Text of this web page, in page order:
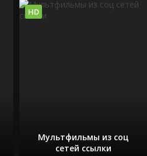
Мультфильмы из соц
сетей ссылки
HD